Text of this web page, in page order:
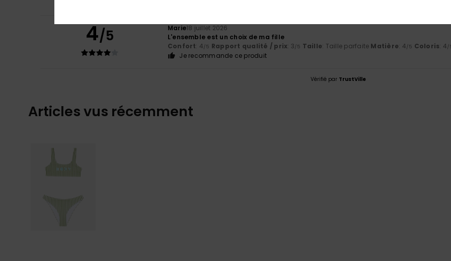
4/5 Marie18 juillet 2026
L'ensemble est un choix de ma fille
Confort: 4/5 Rapport qualité / prix: 3/5 Taille: Taille parfaite Matière: 4/5 Coloris: 4/
Je recommande ce produit
Vérifié par TrustVille
Articles vus récemment